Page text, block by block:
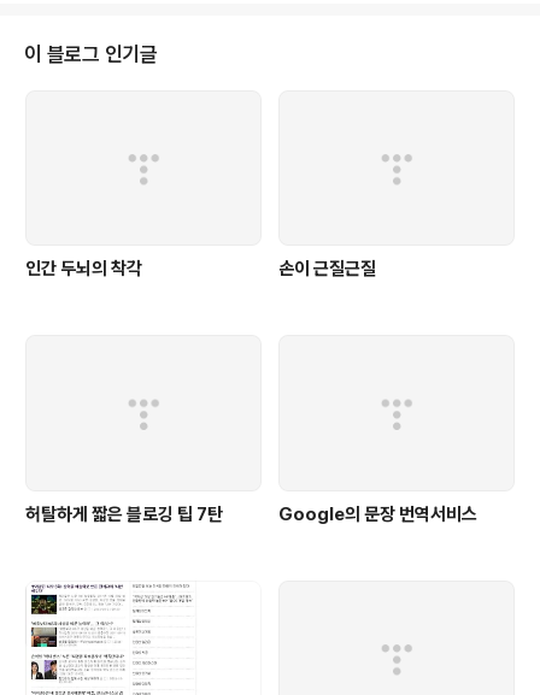
이라고 예언했습니다. 10년 남짓 세월이 흐르고 이제 인터
넷은 '1인 미디어'라 불리우는 블로그의 시대가 되었습니
아왔습니다. 인터넷 시대, 21세기..
이 블로그 인기글
인간 두뇌의 착각 손이 근질근질
허탈하게 짧은 블로깅 팁 7탄 Google의 문장 번역서비스